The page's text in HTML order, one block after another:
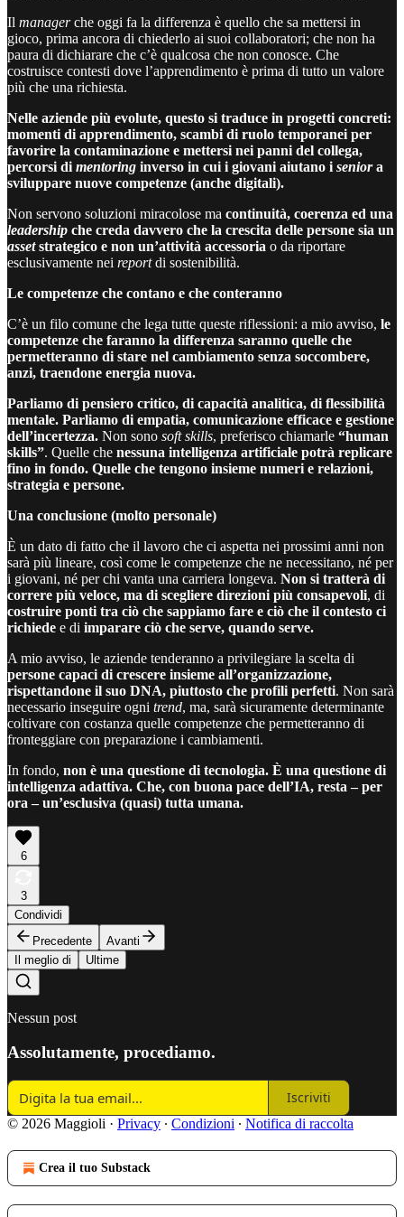
Il managerche oggi fa la differenza è quello che sa mettersi in
gioco, prima ancora di chiederlo ai suoi collaboratori; che non ha
paura di dichiarare che c’è qualcosa che non conosce. Che
costruisce contesti dove l’apprendimento è prima di tutto un valore
più che una richiesta.
Nelle aziende più evolute, questo si traduce in progetti concreti:
momenti di apprendimento, scambi di ruolo temporanei per
favorire la contaminazione e mettersi nei panni del collega,
percorsi di mentoring inverso in cui i giovani aiutano i seniora
sviluppare nuove competenze (anche digitali).
Non servono soluzioni miracolose ma continuità, coerenza ed una
leadership che creda davvero che la crescita delle persone sia un
assetstrategico e non un’attività accessoria o da riportare
esclusivamente nei reportdi sostenibilità.
Le competenze che contano e che conteranno
C’è un filo comune che lega tutte queste riflessioni: a mio avviso, le
competenze che faranno la differenza saranno quelle che
permetteranno di stare nel cambiamento senza soccombere,
anzi, traendone energia nuova.
Parliamo di pensiero critico, di capacità analitica, di flessibilità
mentale. Parliamo di empatia, comunicazione efficace e gestione
dell’incertezza. Non sono soft skills, preferisco chiamarle “human
skills”. Quelle che nessuna intelligenza artificiale potrà replicare
fino in fondo. Quelle che tengono insieme numeri e relazioni,
strategia e persone.
Una conclusione (molto personale)
È un dato di fatto che il lavoro che ci aspetta nei prossimi anni non
sarà più lineare, così come le competenze che ne necessitano, né per
i giovani, né per chi vanta una carriera longeva. Non si tratterà di
correre più veloce, ma di scegliere direzioni più consapevoli, di
costruire ponti tra ciò che sappiamo fare e ciò che il contesto ci
richiede e di imparare ciò che serve, quando serve.
A mio avviso, le aziende tenderanno a privilegiare la scelta di
persone capaci di crescere insieme all’organizzazione,
rispettandone il suo DNA, piuttosto che profili perfetti. Non sarà
necessario inseguire ogni trend, ma, sarà sicuramente determinante
coltivare con costanza quelle competenze che permetteranno di
fronteggiare con preparazione i cambiamenti.
In fondo, non è una questione di tecnologia. È una questione di
intelligenza adattiva. Che, con buona pace dell’IA, resta – per
ora – un’esclusiva (quasi) tutta umana.
6
3
Condividi
Precedente
Avanti
Il meglio di
Ultime
Nessun post
Assolutamente, procediamo.
Iscriviti
© 2026 Maggioli · Privacy ∙ Condizioni ∙ Notifica di raccolta
Crea il tuo Substack